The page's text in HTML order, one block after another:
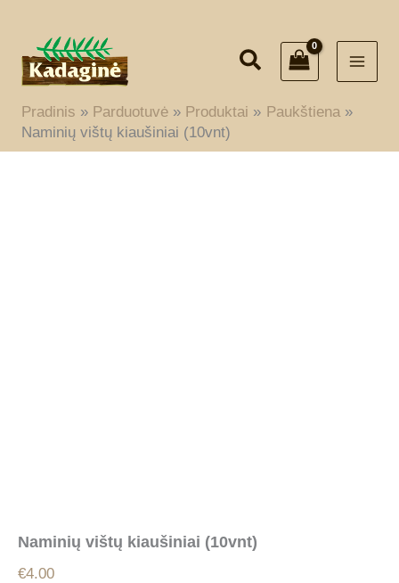
turinio
Pradinis Parduotuvė Produktai
Paukštiena
Naminių vištų kiaušiniai (10vnt)
Naminių vištų kiaušiniai (10vnt)
€4.00